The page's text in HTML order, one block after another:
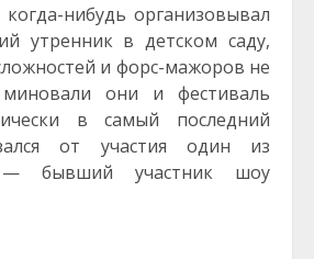
нибудь организовывал
утренник в детском саду,
и форс-мажоров не
они и фестиваль
в самый последний
от участия один из
— бывший участник шоу